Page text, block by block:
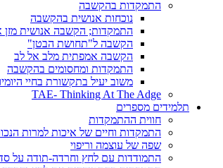
התמקדות בהקשבה
נוכחות אנושית בהקשבה
התמקדות; הקשבה אנושית מזן
הקשבה ל"תחושת הבטן"
הקשבה אמפתית מלב אל לב
התמקדות ומחסומים בהקשבה
משוב יעיל בתקשורת בחיי
TAE- Thinking At The Adge
תלמידים מספרים
חווית ההתמקדות
התמקדות וחיים של איכות למרות
שפה של עוצמה וריפוי
התמודדות עם לחץ וחרדה-תודה על